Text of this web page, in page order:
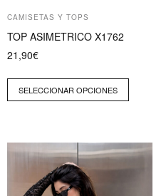
CAMISETAS Y TOPS
TOP ASIMETRICO X1762
21,90€
SELECCIONAR OPCIONES
página
de
producto
Este
producto
tiene